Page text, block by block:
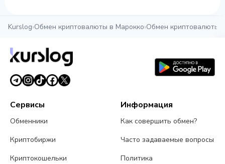
Kurslog›Обмен криптовалюты в Марокко›Обмен криптовалюты
Сервисы
Обменники
Криптобиржи
Криптокошельки
Информация
Как совершить обмен?
Часто задаваемые вопросы
Политика